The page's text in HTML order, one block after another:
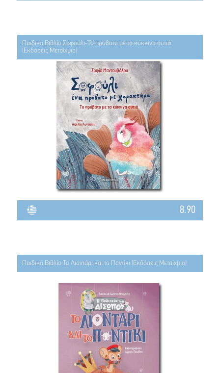
Παιδικό Βιβλίο Σοφούλι-Το πρόβατο με τα κόκκινα αυτιά
(Εκδόσεις Μεταίχμιο)
8.90
Παιδικό Βιβλίο Το Λιοντάρι και το Ποντίκι (Εκδόσεις Μεταίχμιο)